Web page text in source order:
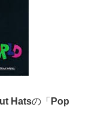
Hatsの「 Pop